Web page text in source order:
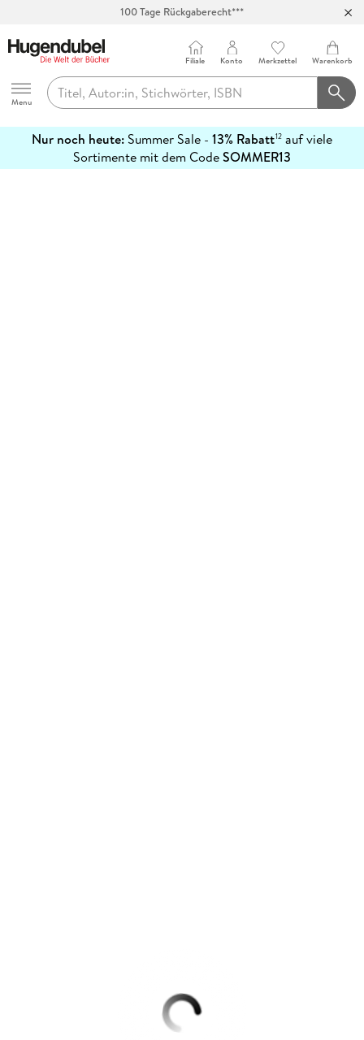
100 Tage Rückgaberecht***
Hugendubel
Menu
Filiale Konto Merkzettel Warenkorb
Nur noch heute: Summer Sale - 13% Rabatt12 auf viele
Sortimente mit dem CodeSOMMER13
erfahren